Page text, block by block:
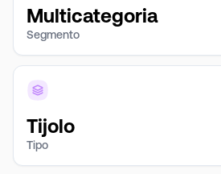
Multicategoria
Segmento
Tijolo
Tipo